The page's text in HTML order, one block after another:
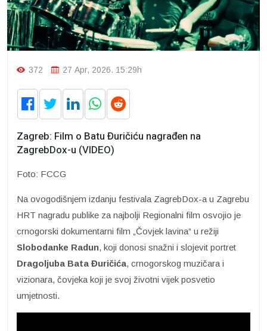
372 27 Apr, 2026. 15:29h
Zagreb: Film o Batu Đuričiću nagrađen na
ZagrebDox-u (VIDEO)
Foto: FCCG
Na ovogodišnjem izdanju festivala ZagrebDox-a u Zagrebu
HRT nagradu publike za najbolji Regionalni film osvojio je
crnogorski dokumentarni film „Čovjek lavina“ u režiji
Slobodanke Radun, koji donosi snažni i slojevit portret
Dragoljuba Bata Đuričića, crnogorskog muzičara i
vizionara, čovjeka koji je svoj životni vijek posvetio
umjetnosti.